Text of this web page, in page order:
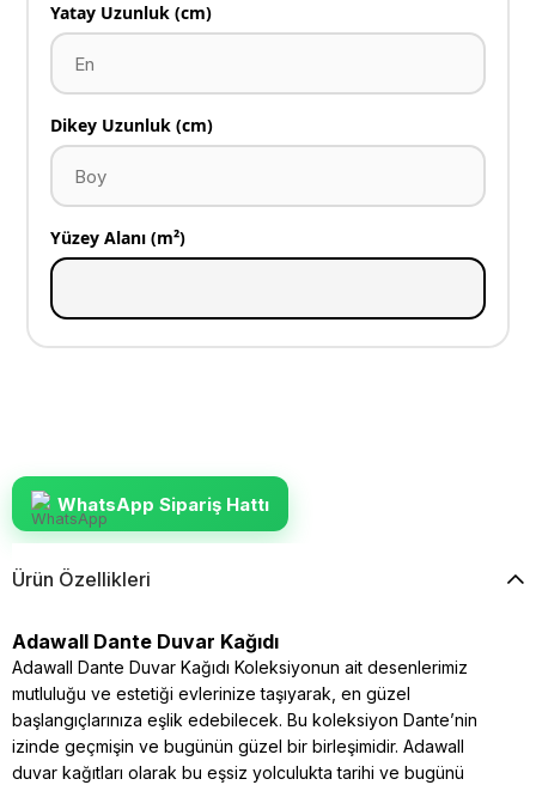
Yatay Uzunluk (cm)
Dikey Uzunluk (cm)
Yüzey Alanı (m²)
WhatsApp Sipariş Hattı
Ürün Özellikleri
Adawall Dante Duvar Kağıdı
Adawall Dante Duvar Kağıdı Koleksiyonun ait desenlerimiz
mutluluğu ve estetiği evlerinize taşıyarak, en güzel
başlangıçlarınıza eşlik edebilecek. Bu koleksiyon Dante’nin
izinde geçmişin ve bugünün güzel bir birleşimidir. Adawall
duvar kağıtları olarak bu eşsiz yolculukta tarihi ve bugünü